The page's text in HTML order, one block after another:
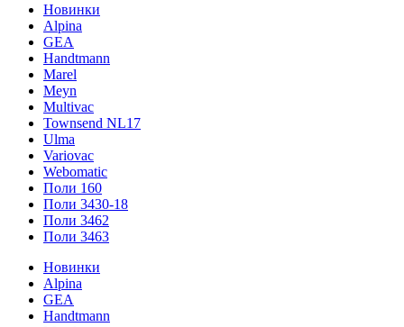
Новинки
Alpina
GEA
Handtmann
Marel
Meyn
Multivac
Townsend NL17
Ulma
Variovac
Webomatic
Поли 160
Поли 3430-18
Поли 3462
Поли 3463
Новинки
Alpina
GEA
Handtmann